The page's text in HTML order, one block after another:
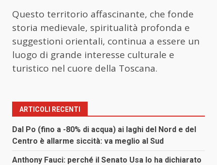
Questo territorio affascinante, che fonde
storia medievale, spiritualità profonda e
suggestioni orientali, continua a essere un
luogo di grande interesse culturale e
turistico nel cuore della Toscana.
ARTICOLI RECENTI
Dal Po (fino a -80% di acqua) ai laghi del Nord e del
Centro è allarme siccità: va meglio al Sud
Anthony Fauci: perché il Senato Usa lo ha dichiarato